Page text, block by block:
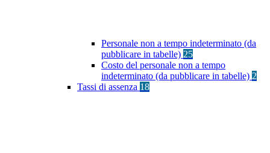
Personale non a tempo indeterminato (da
pubblicare in tabelle) 25
Costo del personale non a tempo
indeterminato (da pubblicare in tabelle) 2
Tassi di assenza 18